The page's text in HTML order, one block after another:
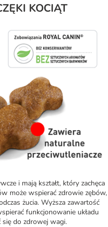
KOCIĄT
i mają kształt, który zachęca
może wspierać zdrowie zębów,
żucia. Wyższa zawartość
funkcjonowanie układu
się do zdrowej wagi.